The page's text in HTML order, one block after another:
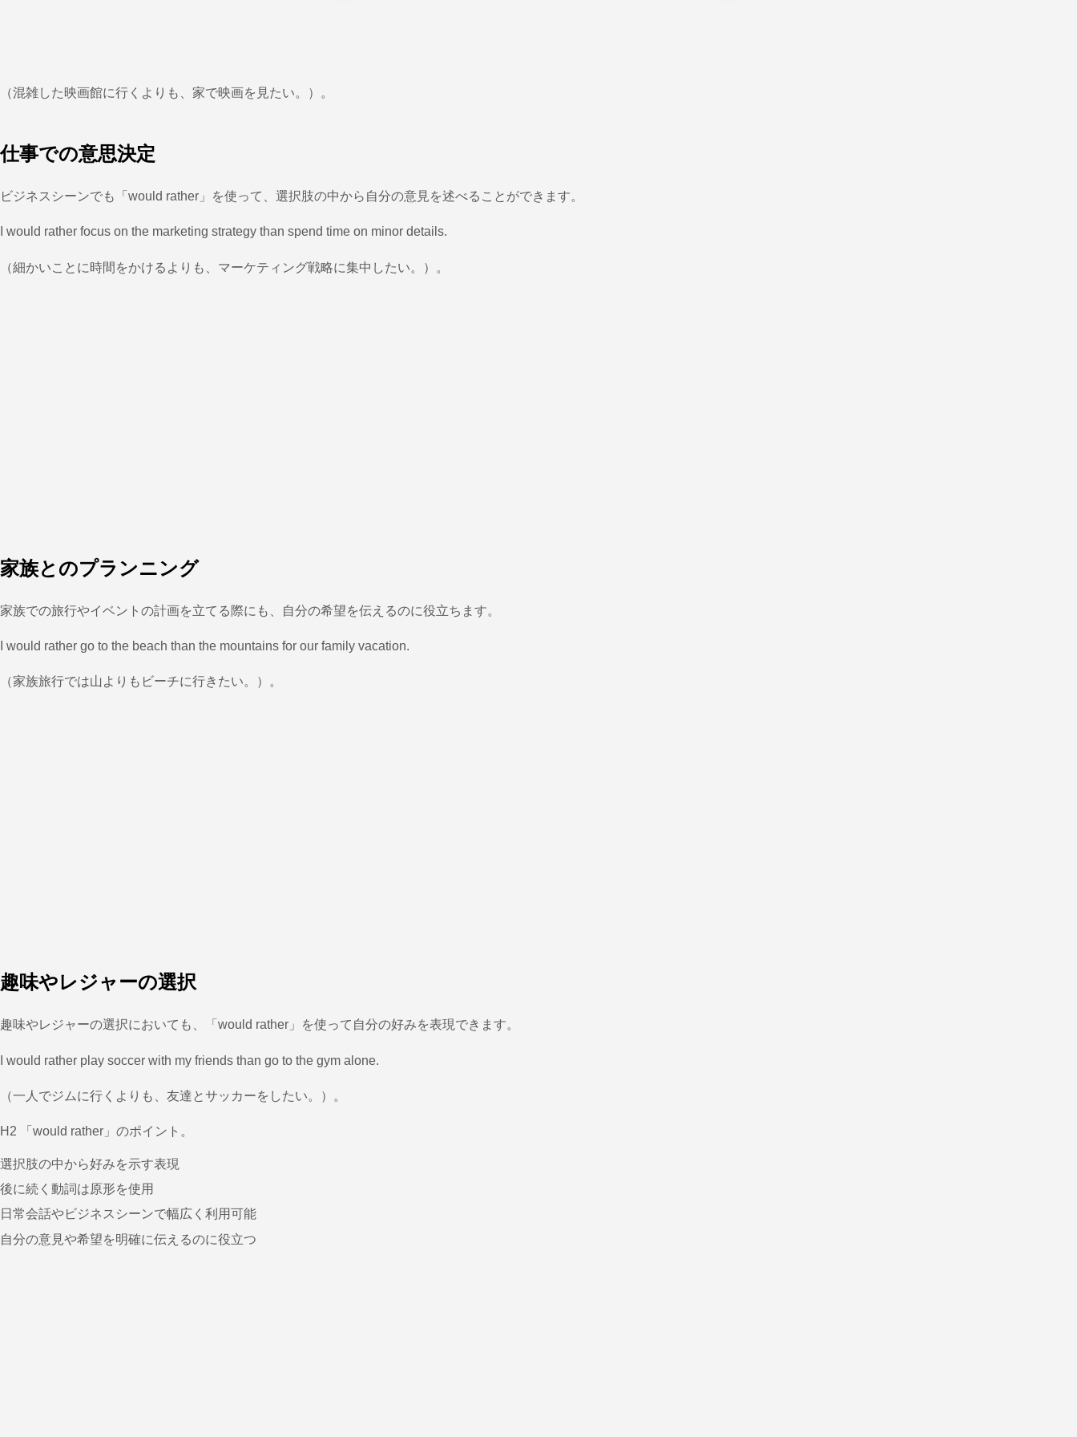
（混雑した映画館に行くよりも、家で映画を見たい。）。
仕事での意思決定
ビジネスシーンでも「would rather」を使って、選択肢の中から自分の意見を述べることができます。
I would rather focus on the marketing strategy than spend time on minor details.
（細かいことに時間をかけるよりも、マーケティング戦略に集中したい。）。
家族とのプランニング
家族での旅行やイベントの計画を立てる際にも、自分の希望を伝えるのに役立ちます。
I would rather go to the beach than the mountains for our family vacation.
（家族旅行では山よりもビーチに行きたい。）。
趣味やレジャーの選択
趣味やレジャーの選択においても、「would rather」を使って自分の好みを表現できます。
I would rather play soccer with my friends than go to the gym alone.
（一人でジムに行くよりも、友達とサッカーをしたい。）。
H2 「would rather」のポイント。
選択肢の中から好みを示す表現
後に続く動詞は原形を使用
日常会話やビジネスシーンで幅広く利用可能
自分の意見や希望を明確に伝えるのに役立つ